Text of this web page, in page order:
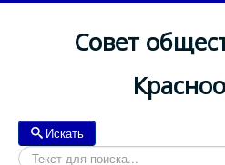
Совет
Искать